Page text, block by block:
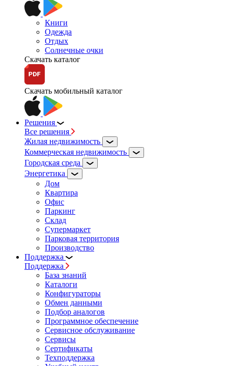
Книги
Одежда
Отдых
Солнечные очки
Скачать каталог
Скачать мобильный каталог
Решения
Все решения
Жилая недвижимость
Коммерческая недвижимость
Городская среда
Энергетика
Дом
Квартира
Офис
Паркинг
Склад
Супермаркет
Парковая территория
Производство
Поддержка
Поддержка
База знаний
Каталоги
Конфигураторы
Обмен данными
Подбор аналогов
Программное обеспечение
Сервисное обслуживание
Сервисы
Сертификаты
Техподдержка